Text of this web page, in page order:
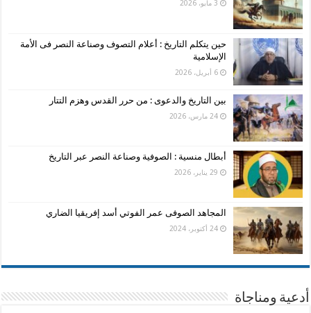
3 مايو، 2026
حين يتكلم التاريخ : أعلام التصوف وصناعة النصر فى الأمة
الإسلامية
6 أبريل، 2026
بين التاريخ والدعوى : من حرر القدس وهزم التتار
24 مارس، 2026
أبطال منسية : الصوفية وصناعة النصر عبر التاريخ
29 يناير، 2026
المجاهد الصوفى عمر الفوتي أسد إفريقيا الضاري
24 أكتوبر، 2024
أدعية ومناجاة